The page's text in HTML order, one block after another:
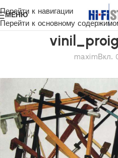
Перейти к навигации
Перейти к основному
МЕНЮ
maximВкл.